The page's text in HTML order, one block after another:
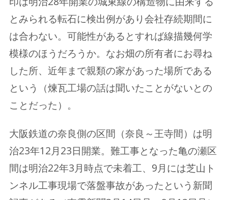
とみられる転石に検出例があり会社存続期間に
は合わない。可能性があるとすれば線描幾何学
模様のほうだろうか。なお畑の所有者にお尋ね
した所、近年まで親類の家があった場所である
という（煉瓦工場の話は聞いたことがないとの
ことだった）。
大阪鉄道の奈良側の区間（奈良～王寺間）は明
治23年12月23日開業。難工事となった亀の瀬区
間は明治22年3月時点で未着工、9月には芝山ト
ンネル工事現場で落盤事故があったという新聞